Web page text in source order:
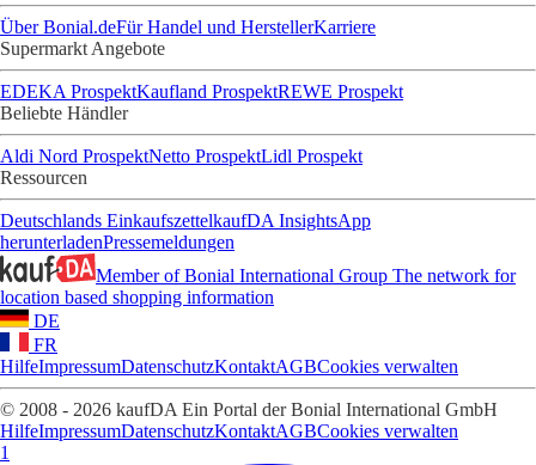
Über Bonial.deFür Handel und HerstellerKarriere
Supermarkt Angebote
EDEKA ProspektKaufland ProspektREWE Prospekt
Beliebte Händler
Aldi Nord ProspektNetto ProspektLidl Prospekt
Ressourcen
Deutschlands EinkaufszettelkaufDA InsightsApp
herunterladenPressemeldungen
Member of Bonial International Group The network for
location based shopping information
DE
FR
HilfeImpressumDatenschutzKontaktAGBCookies verwalten
© 2008 - 2026 kaufDA Ein Portal der Bonial International GmbH
HilfeImpressumDatenschutzKontaktAGBCookies verwalten
1